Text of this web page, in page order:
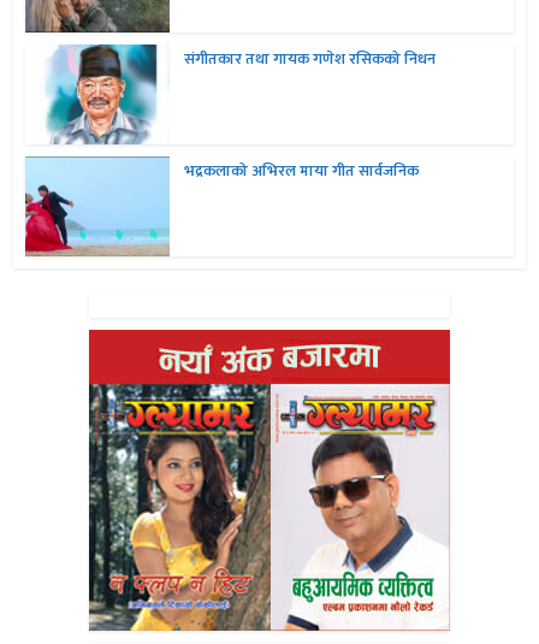
संगीतकार तथा गायक गणेश रसिकको निधन
भद्रकलाको अभिरल माया गीत सार्वजनिक